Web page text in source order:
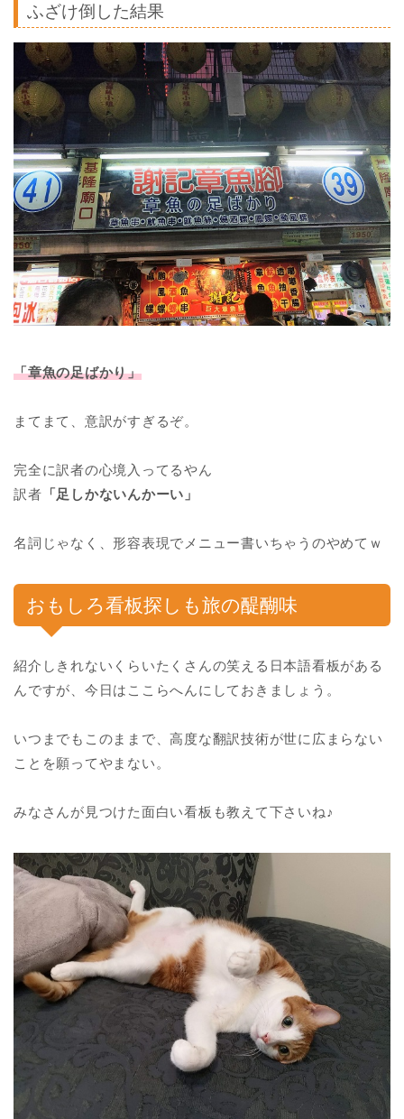
ふざけ倒した結果
「章魚の足ばかり」
まてまて、意訳がすぎるぞ。
完全に訳者の心境入ってるやん
訳者 「足しかないんかーい」
名詞じゃなく、形容表現でメニュー書いちゃうのやめてｗ
おもしろ看板探しも旅の醍醐味
紹介しきれないくらいたくさんの笑える日本語看板がある
んですが、今日はここらへんにしておきましょう。
いつまでもこのままで、高度な翻訳技術が世に広まらない
ことを願ってやまない。
みなさんが見つけた面白い看板も教えて下さいね♪